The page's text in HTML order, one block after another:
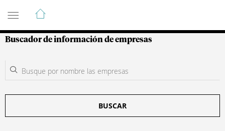
Guía de Empresas Colombianas
Buscador de información de empresas
BUSCAR